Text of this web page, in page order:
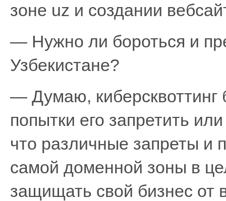
зоне uz и создании
— Нужно ли бороться и
Узбекистане?
— Думаю, киберсквоттинг
попытки его запретить
что различные запреты и
самой доменной зоны в
защищать свой бизнес от